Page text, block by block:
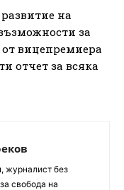
на
за
от вицепремиера
отчет за всяка
журналист без
свобода на